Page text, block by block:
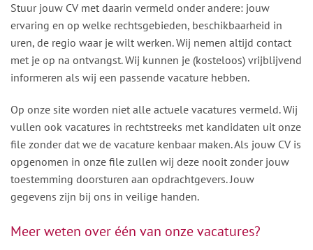
Stuur jouw CV met daarin vermeld onder andere: jouw
ervaring en op welke rechtsgebieden, beschikbaarheid in
uren, de regio waar je wilt werken. Wij nemen altijd contact
met je op na ontvangst. Wij kunnen je (kosteloos) vrijblijvend
informeren als wij een passende vacature hebben.
Op onze site worden niet alle actuele vacatures vermeld. Wij
vullen ook vacatures in rechtstreeks met kandidaten uit onze
file zonder dat we de vacature kenbaar maken. Als jouw CV is
opgenomen in onze file zullen wij deze nooit zonder jouw
toestemming doorsturen aan opdrachtgevers. Jouw
gegevens zijn bij ons in veilige handen.
Meer weten over één van onze vacatures?